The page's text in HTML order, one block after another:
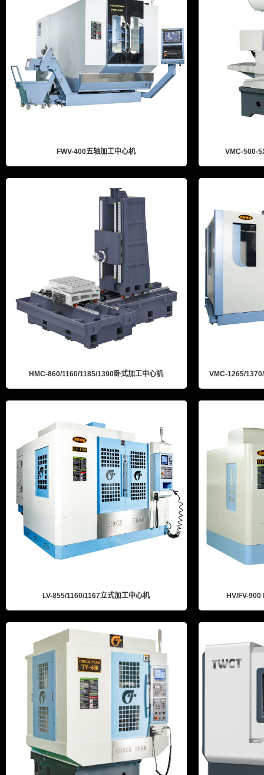
FWV-400五轴加工中心机 VMC-500-
HMC-860/1160/1185/1390卧式加工中心机 VMC-1265/
LV-855/1160/1167立式加工中心机 HV/FV-900